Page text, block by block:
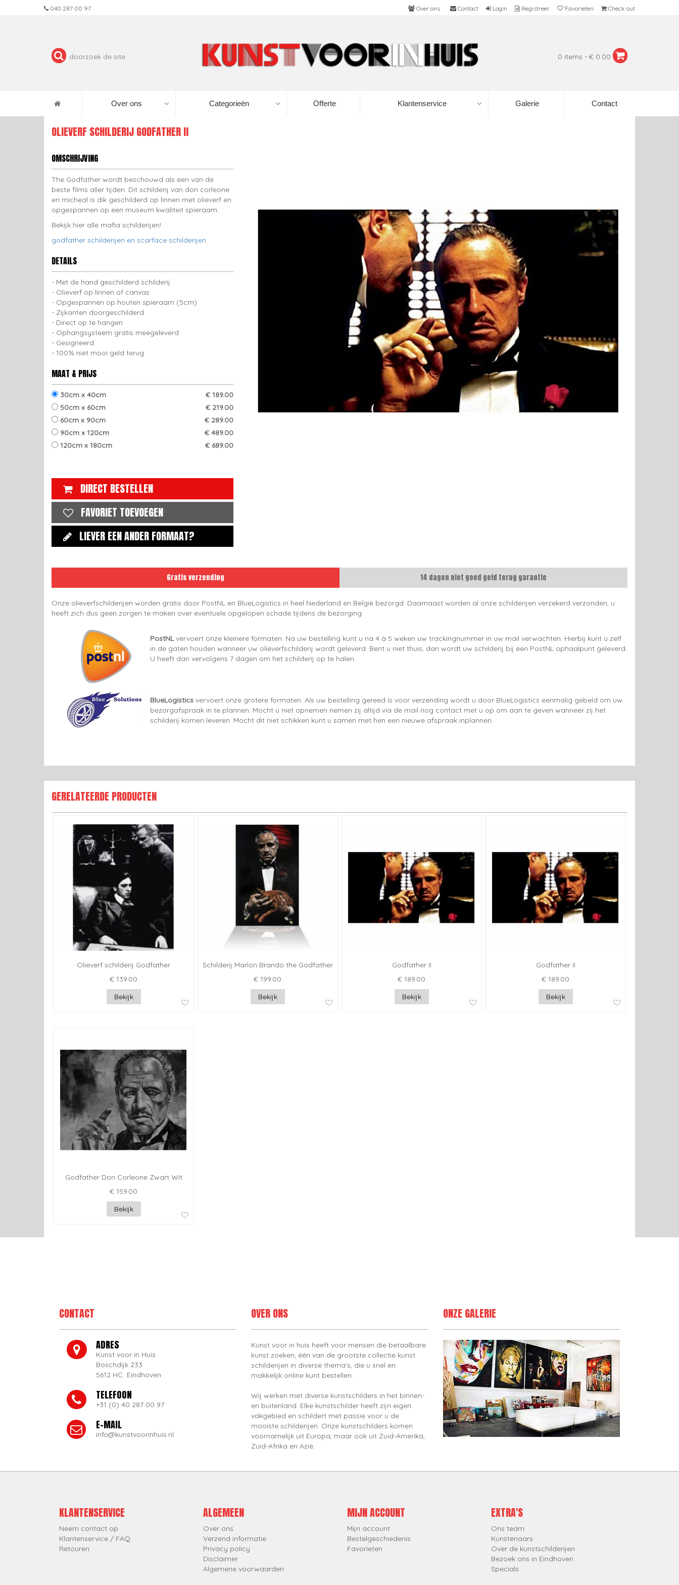
040 287 00 97 Over ons Contact Login Registreer Favorieten Check out
0 items - € 0.00
Over ons Categorieën Offerte Klantenservice Galerie Contact
OLIEVERF SCHILDERIJ GODFATHER II
OMSCHRIJVING
The Godfather wordt beschouwd als een van de
beste films aller tijden. Dit schilderij van don corleone
en micheal is dik geschilderd op linnen met olieverf en
opgespannen op een museum kwaliteit spieraam.
Bekijk hier alle mafia schilderijen!
godfather schilderijen en scarface schilderijen
DETAILS
Met de hand geschilderd schilderij
Olieverf op linnen of canvas
Opgespannen op houten spieraam (5cm)
Zijkanten doorgeschilderd
Direct op te hangen
Ophangsysteem gratis meegeleverd
Gesigneerd
100% niet mooi geld terug
MAAT & PRIJS
30cm x 40cm
€ 189.00
50cm x 60cm
€ 219.00
60cm x 90cm
€ 289.00
90cm x 120cm
€ 489.00
120cm x 180cm
€ 689.00
DIRECT BESTELLEN
FAVORIET TOEVOEGEN
LIEVER EEN ANDER FORMAAT?
Gratis verzending 14 dagen niet goed geld terug garantie
Onze olieverfschilderijen worden gratis door PostNL en BlueLogistics in heel Nederland en België bezorgd. Daarnaast worden al onze schilderijen verzekerd verzonden, u
heeft zich dus geen zorgen te maken over eventuele opgelopen schade tijdens de bezorging.
PostNLvervoert onze kleinere formaten. Na uw bestelling kunt u na 4 à 5 weken uw trackingnummer in uw mail verwachten. Hierbij kunt u zelf
in de gaten houden wanneer uw olieverfschilderij wordt geleverd. Bent u niet thuis, dan wordt uw schilderij bij een PostNL ophaalpunt geleverd.
U heeft dan vervolgens 7 dagen om het schilderij op te halen.
BlueLogistics vervoert onze grotere formaten. Als uw bestelling gereed is voor verzending wordt u door BlueLogistics eenmalig gebeld om uw
bezorgafspraak in te plannen. Mocht u niet opnemen nemen zij altijd via de mail nog contact met u op om aan te geven wanneer zij het
schilderij komen leveren. Mocht dit niet schikken kunt u samen met hen een nieuwe afspraak inplannen.
GERELATEERDE PRODUCTEN
Olieverf schilderij Godfather
€ 139.00
Bekijk
Schilderij Marlon Brando the Godfather
€ 199.00
Bekijk
Godfather II
€ 189.00
Bekijk
Godfather II
€ 189.00
Bekijk
Godfather Don Corleone Zwart Wit
€ 159.00
Bekijk
CONTACT
ADRES
Kunst voor in Huis
Boschdijk 233
5612 HC Eindhoven
TELEFOON
+31 (0) 40 287 00 97
E-MAIL
info@kunstvoorinhuis.nl
OVER ONS
Kunst voor in huis heeft voor mensen die betaalbare
kunst zoeken, één van de grootste collectie kunst
schilderijen in diverse thema's, die u snel en
makkelijk online kunt bestellen.
Wij werken met diverse kunstschilders in het binnen-
en buitenland. Elke kunstschilder heeft zijn eigen
vakgebied en schildert met passie voor u de
mooiste schilderijen. Onze kunstschilders komen
voornamelijk uit Europa, maar ook uit Zuid-Amerika,
Zuid-Afrika en Azië.
ONZE GALERIE
KLANTENSERVICE
Neem contact op
Klantenservice / FAQ
Retouren
ALGEMEEN
Over ons
Verzend informatie
Privacy policy
Disclaimer
Algemene voorwaarden
MIJN ACCOUNT
Mijn account
Bestelgeschiedenis
Favorieten
EXTRA'S
Ons team
Kunstenaars
Over de kunstschilderijen
Bezoek ons in Eindhoven
Specials